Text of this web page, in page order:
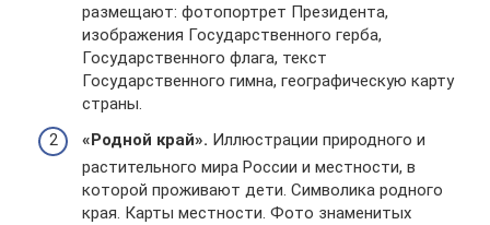
размещают: фотопортрет Президента,
изображения Государственного герба,
Государственного флага, текст
Государственного гимна, географическую карту
страны.
«Родной край». Иллюстрации природного и
растительного мира России и местности, в
которой проживают дети. Символика родного
края. Карты местности. Фото знаменитых